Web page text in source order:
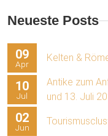
Neueste Posts
09
Apr
Kelten &
10
Jul
Antike zum
und 13. Juli
02
Jun